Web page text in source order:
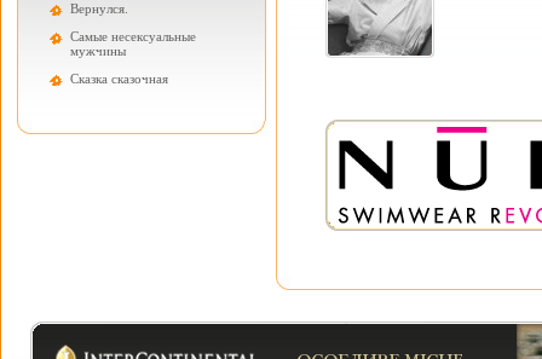
Вернулся.
Самые несексуальные
мужчины
Cказка сказочная